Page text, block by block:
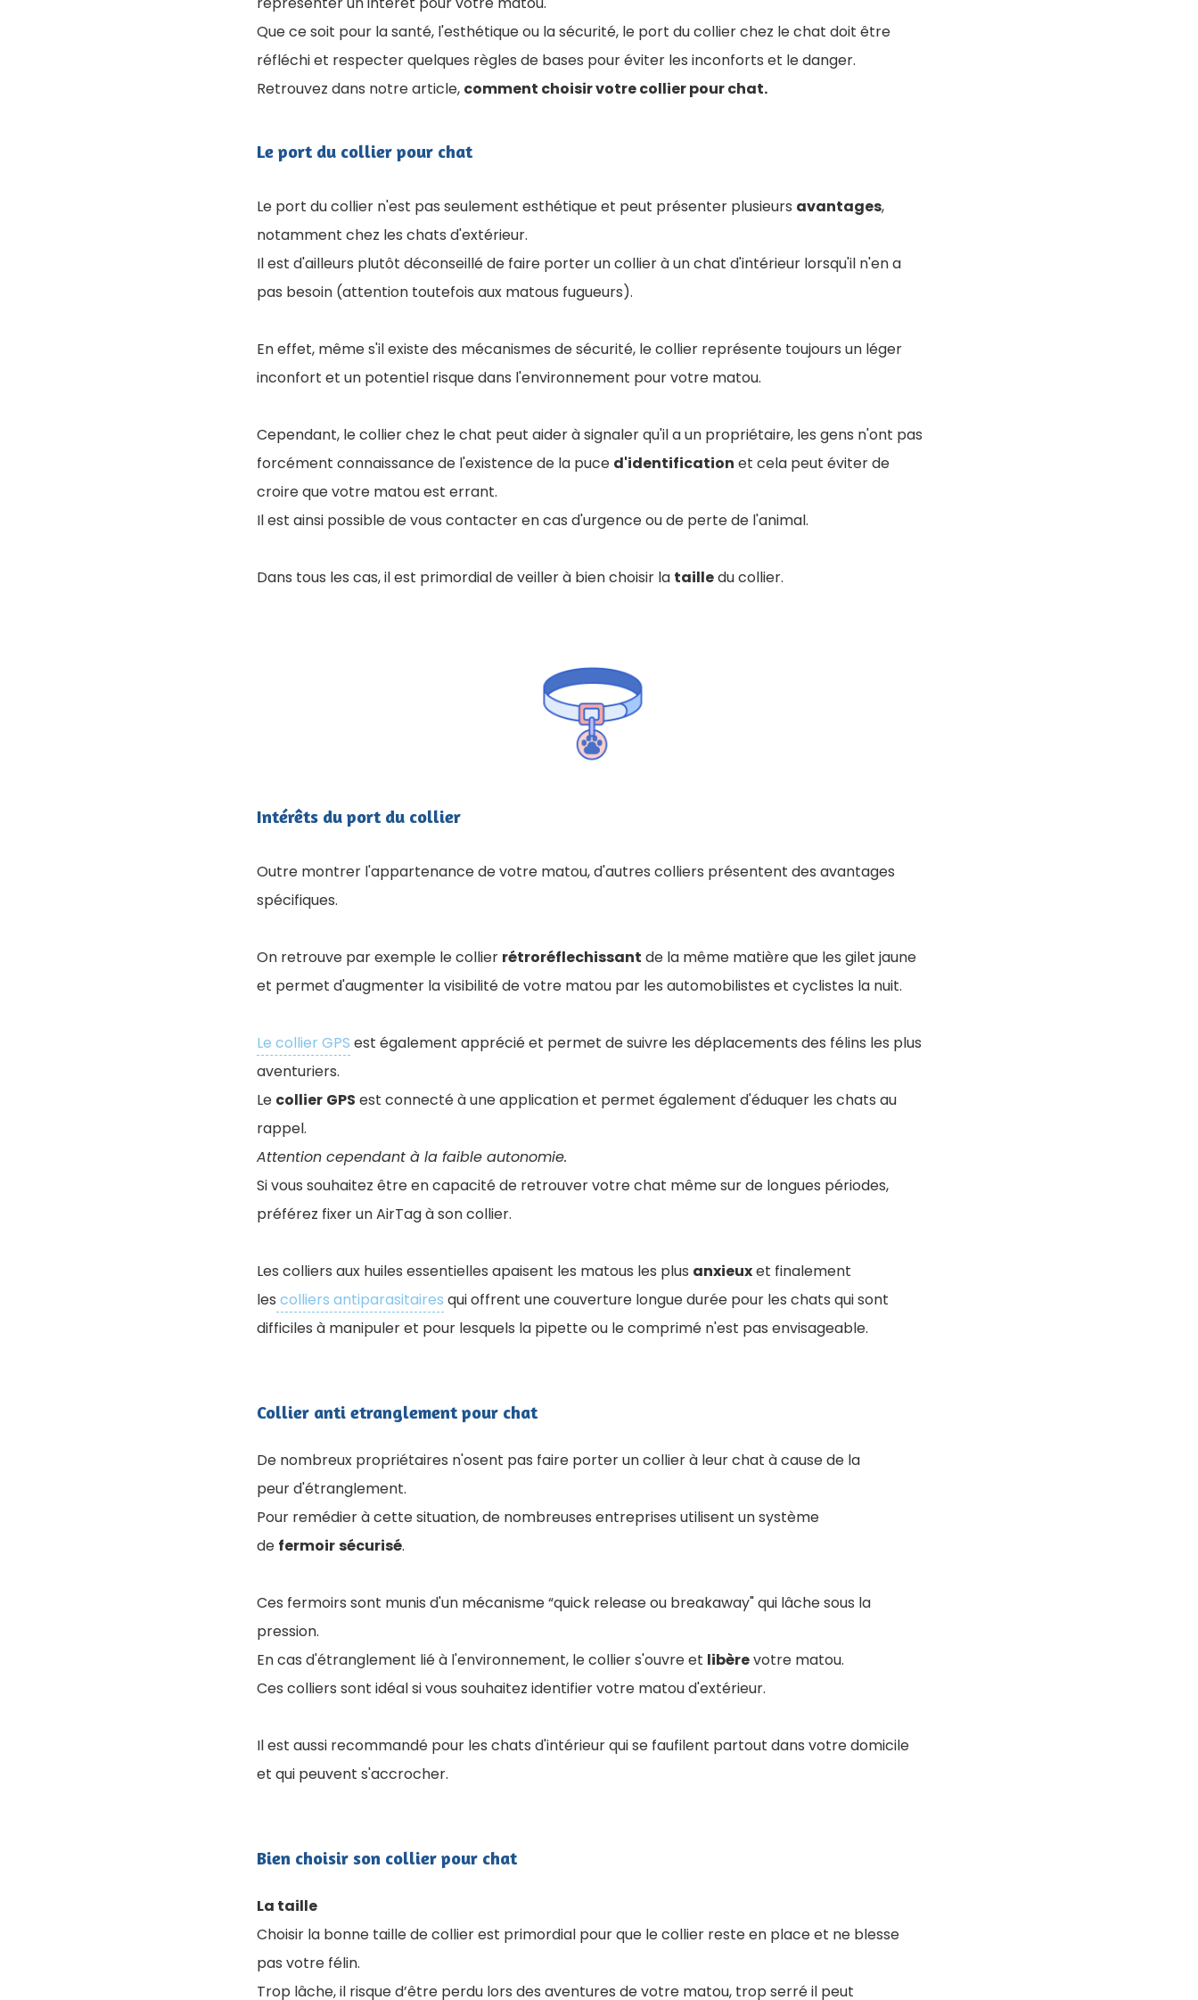
Que ce soit pour la santé, l'esthétique ou la sécurité, le port du collier chez le chat doit être
réfléchi et respecter quelques règles de bases pour éviter les inconforts et le danger.
Retrouvez dans notre article, comment choisir votre collier pour chat.
Le port du collier pour chat
Le port du collier n'est pas seulement esthétique et peut présenter plusieurs avantages,
notamment chez les chats d'extérieur.
Il est d'ailleurs plutôt déconseillé de faire porter un collier à un chat d'intérieur lorsqu'il n'en a
pas besoin (attention toutefois aux matous fugueurs).
En effet, même s'il existe des mécanismes de sécurité, le collier représente toujours un léger
inconfort et un potentiel risque dans l'environnement pour votre matou.
Cependant, le collier chez le chat peut aider à signaler qu'il a un propriétaire, les gens n'ont pas
forcément connaissance de l'existence de la puce d'identification et cela peut éviter de
croire que votre matou est errant.
Il est ainsi possible de vous contacter en cas d'urgence ou de perte de l'animal.
Dans tous les cas, il est primordial de veiller à bien choisir la tailledu collier.
Intérêts du port du collier
Outre montrer l'appartenance de votre matou, d'autres colliers présentent des avantages
spécifiques.
On retrouve par exemple le collier rétroréflechissant de la même matière que les gilet jaune
et permet d'augmenter la visibilité de votre matou par les automobilistes et cyclistes la nuit.
Le collier GPS est également apprécié et permet de suivre les déplacements des félins les plus
aventuriers.
Le collier GPS est connecté à une application et permet également d'éduquer les chats au
rappel.
Attention cependant à la faible autonomie.
Si vous souhaitez être en capacité de retrouver votre chat même sur de longues périodes,
préférez fixer un AirTag à son collier.
Les colliers aux huiles essentielles apaisent les matous les plus anxieuxet finalement
les colliers antiparasitaires qui offrent une couverture longue durée pour les chats qui sont
difficiles à manipuler et pour lesquels la pipette ou le comprimé n'est pas envisageable.
Collier anti etranglement pour chat
De nombreux propriétaires n'osent pas faire porter un collier à leur chat à cause de la
peur d'étranglement.
Pour remédier à cette situation, de nombreuses entreprises utilisent un système
de fermoirsécurisé.
Ces fermoirs sont munis d'un mécanisme “quick release ou breakaway" qui lâche sous la
pression.
En cas d'étranglement lié à l'environnement, le collier s'ouvre et libèrevotre matou.
Ces colliers sont idéal si vous souhaitez identifier votre matou d'extérieur.
Il est aussi recommandé pour les chats d'intérieur qui se faufilent partout dans votre domicile
et qui peuvent s'accrocher.
Bien choisir son collier pour chat
La taille
Choisir la bonne taille de collier est primordial pour que le collier reste en place et ne blesse
pas votre félin.
Trop lâche, il risque d’être perdu lors des aventures de votre matou, trop serré il peut